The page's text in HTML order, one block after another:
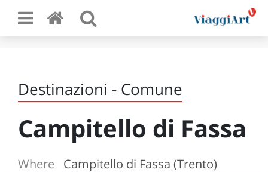
Destinazioni - Comune
Campitello di Fassa
Where Campitello di Fassa (Trento)